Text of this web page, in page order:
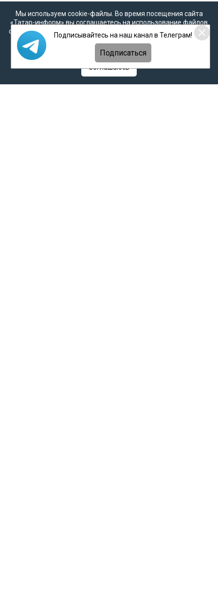
можно будет проголосовать, нажав на фото Ралины
Ибраевой. Пока мы вместе, мы сильны»! -
поделилась мама Ралины, Рузалия.
Редакция «Миллиард.Татар» желает Ралине удачи, и
дает слово голосовать за нее, и призывает своих
читателей делать то же самое! Еще раз – голосуем
здесь.
Мы используем cookie-файлы. Во время посещения сайта
«Татар-информ» вы соглашаетесь на использование файлов
cookie в соответствии с настоящим уведомлением, согласием
наобработку персональных данных,Политикой о
персональных данных
Политикой конфиденциальности
Соглашаюсь
Подписывайтесь на наш канал в Телеграм!
Подписаться